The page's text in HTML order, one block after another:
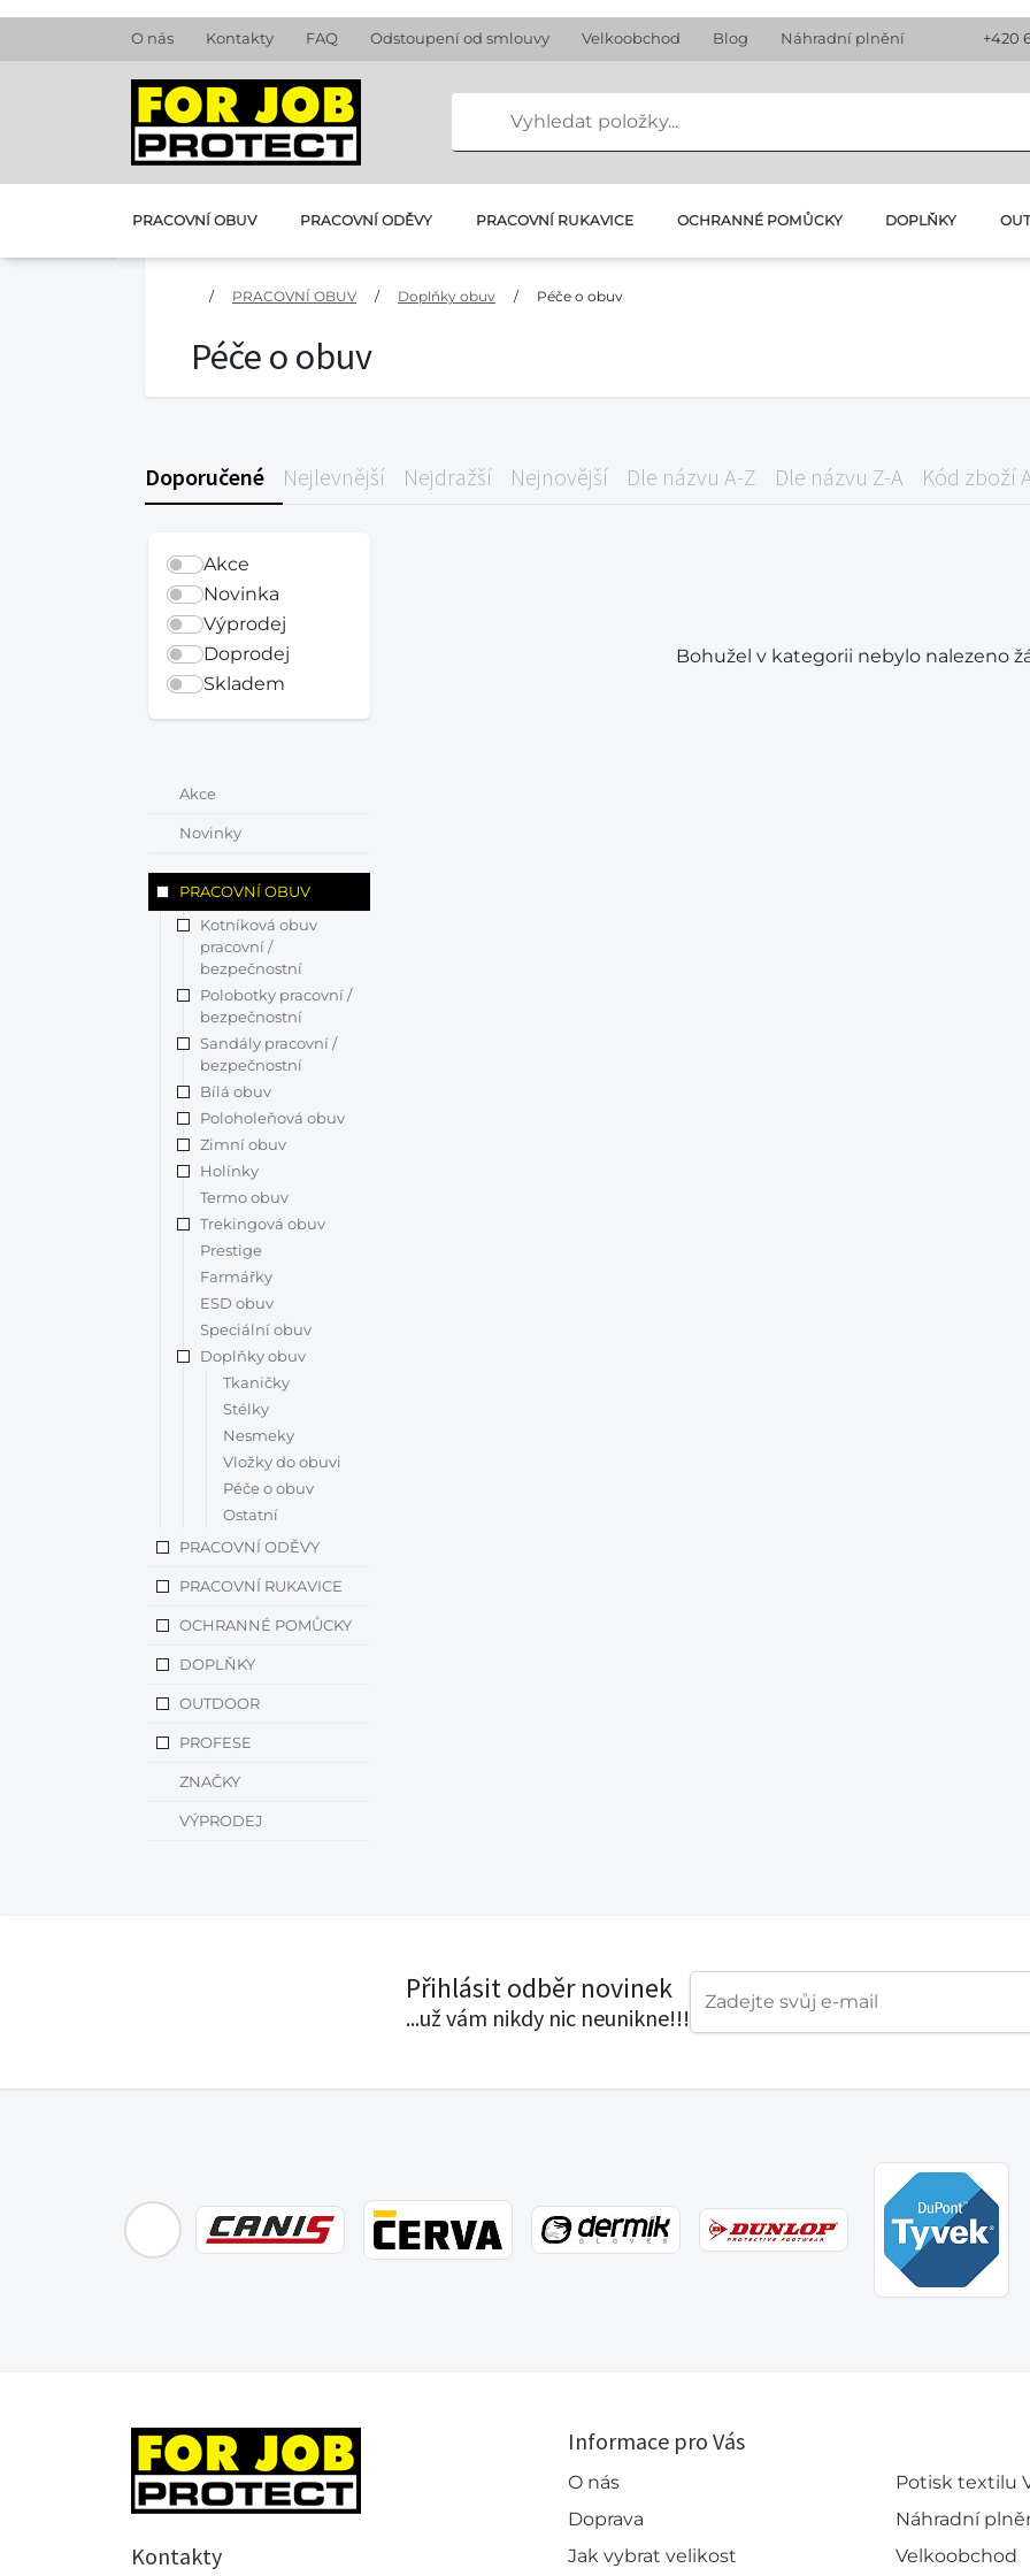
O nás Kontakty FAQ Odstoupení od smlouvy Velkoobchod Blog Náhradní plnění +420
PRACOVNÍ OBUV PRACOVNÍ ODĚVY PRACOVNÍ RUKAVICE OCHRANNÉ POMŮCKY DOPLŇKY
/ PRACOVNÍ OBUV / Doplňky obuv / Péče o obuv
Péče o obuv
Doporučené Nejlevnější Nejdražší Nejnovější Dle názvu A-Z Dle názvu Z-A Kód zboží
Akce
Novinka
Výprodej
Doprodej
Skladem
Akce
Novinky
PRACOVNÍ OBUV
Kotníková obuv
pracovní /
bezpečnostní
Polobotky pracovní /
bezpečnostní
Sandály pracovní /
bezpečnostní
Bílá obuv
Poloholeňová obuv
Zimní obuv
Holínky
Termo obuv
Trekingová obuv
Prestige
Farmářky
ESD obuv
Speciální obuv
Doplňky obuv
Tkaničky
Stélky
Nesmeky
Vložky do obuvi
Péče o obuv
Ostatní
PRACOVNÍ ODĚVY
PRACOVNÍ RUKAVICE
OCHRANNÉ POMŮCKY
DOPLŇKY
OUTDOOR
PROFESE
ZNAČKY
VÝPRODEJ
Bohužel v kategorii nebylo nalezeno
Přihlásit odběr novinek
...už vám nikdy nic neunikne!!!
Kontakty
Informace pro Vás
O nás
Doprava
Jak vybrat velikost
Potisk textilu
Náhradní
Velkoobchod